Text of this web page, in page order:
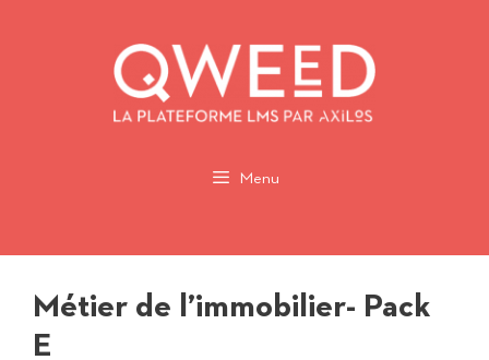
Menu
Métier de l’immobilier- Pack
E